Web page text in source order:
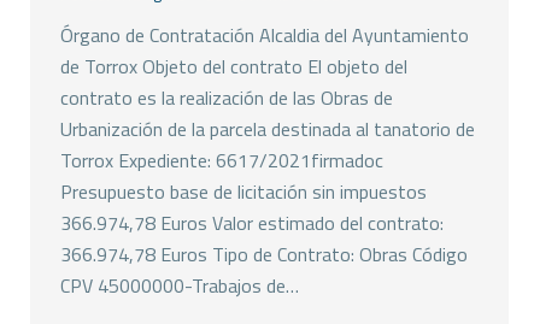
Órgano de Contratación Alcaldia del Ayuntamiento
de Torrox Objeto del contrato El objeto del
contrato es la realización de las Obras de
Urbanización de la parcela destinada al tanatorio de
Torrox Expediente: 6617/2021firmadoc
Presupuesto base de licitación sin impuestos
366.974,78 Euros Valor estimado del contrato:
366.974,78 Euros Tipo de Contrato: Obras Código
CPV 45000000-Trabajos de…